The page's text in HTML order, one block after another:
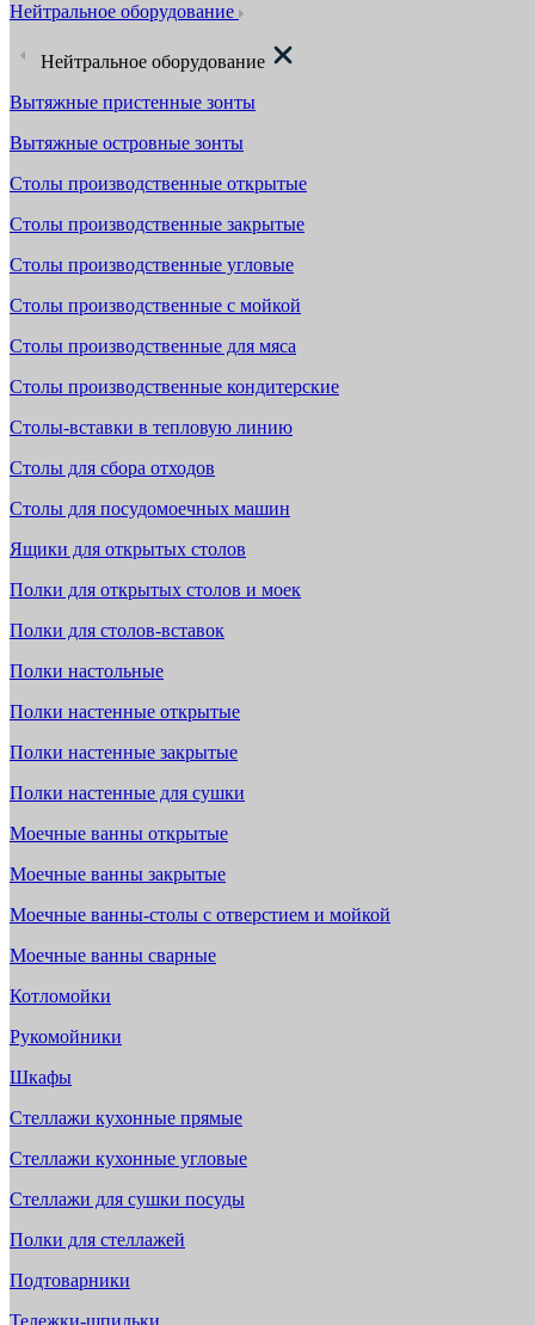
Нейтральное оборудование
Нейтральное оборудование
Вытяжные пристенные зонты
Вытяжные островные зонты
Столы производственные открытые
Столы производственные закрытые
Столы производственные угловые
Столы производственные с мойкой
Столы производственные для мяса
Столы производственные кондитерские
Столы-вставки в тепловую линию
Столы для сбора отходов
Столы для посудомоечных машин
Ящики для открытых столов
Полки для открытых столов и моек
Полки для столов-вставок
Полки настольные
Полки настенные открытые
Полки настенные закрытые
Полки настенные для сушки
Моечные ванны открытые
Моечные ванны закрытые
Моечные ванны-столы с отверстием и мойкой
Моечные ванны сварные
Котломойки
Рукомойники
Шкафы
Стеллажи кухонные прямые
Стеллажи кухонные угловые
Стеллажи для сушки посуды
Полки для стеллажей
Подтоварники
Тележки-шпильки